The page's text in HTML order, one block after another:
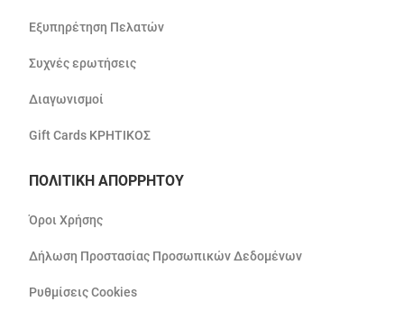
Εξυπηρέτηση Πελατών
Συχνές ερωτήσεις
Διαγωνισμοί
Gift Cards ΚΡΗΤΙΚΟΣ
ΠΟΛΙΤΙΚΗ ΑΠΟΡΡΗΤΟΥ
Όροι Χρήσης
Δήλωση Προστασίας Προσωπικών Δεδομένων
Ρυθμίσεις Cookies